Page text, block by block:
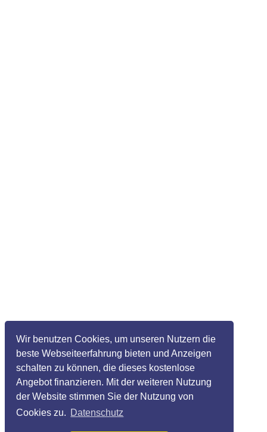
Wir benutzen Cookies, um unseren Nutzern die
beste Webseiteerfahrung bieten und Anzeigen
schalten zu können, die dieses kostenlose
Angebot finanzieren. Mit der weiteren Nutzung
der Website stimmen Sie der Nutzung von
Cookies zu. Datenschutz